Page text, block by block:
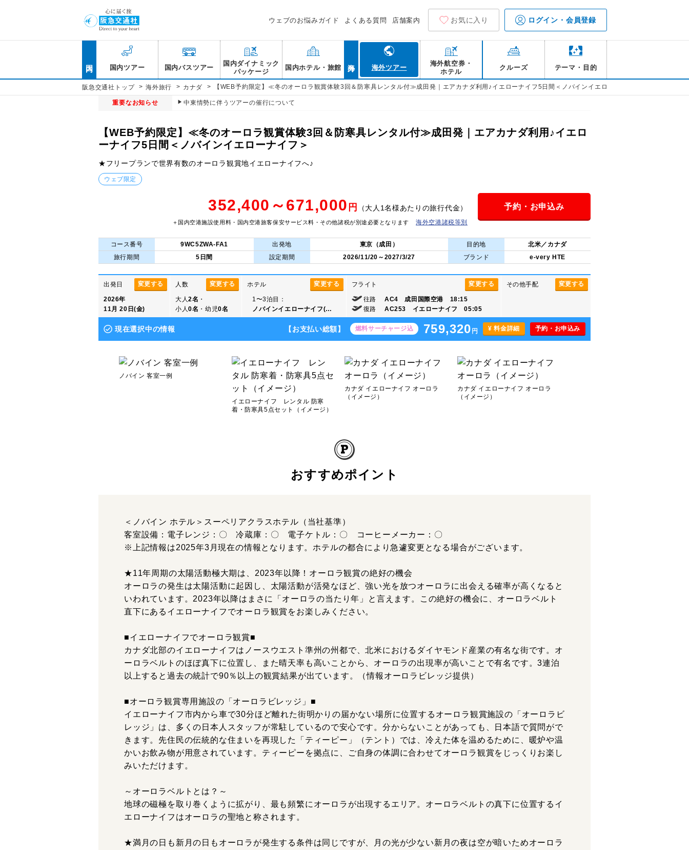
ウェブのお悩みガイド よくある質問 店舗案内 お気に入り ログイン・会員登録
国内ツアー 国内バスツアー
国内ダイナミック
パッケージ
国内ホテル・旅館 海外ツアー
海外航空券・
ホテル
クルーズ テーマ・目的
阪急交通社トップ > 海外旅行 > カナダ > 【WEB予約限定】≪冬のオーロラ観賞体験3回＆防寒具レンタル付≫成田発｜エアカナダ利用♪イエローナイフ5日間＜ノバインイエローナイフ＞
重要なお知らせ 中東情勢に伴うツアーの催行について
【WEB予約限定】≪冬のオーロラ観賞体験3回＆防寒具レンタル付≫成田発｜エアカナダ利用♪イエロ
ーナイフ5日間＜ノバインイエローナイフ＞
★フリープランで世界有数のオーロラ観賞地イエローナイフへ♪
ウェブ限定
352,400～671,000 円 （大人1名様あたりの旅行代金）
＋国内空港施設使用料・国内空港旅客保安サービス料・その他諸税が別途必要となります 海外空港諸税等別
予約・お申込み
コース番号 9WC5ZWA-FA1 出発地 東京（成田） 目的地
北米／カナダ
旅行期間
5日間 設定期間 2026/11/20～2027/3/27 ブランド e-very HTE
変更する
出発日
2026年
11月 20日(金)
変更する
人数
大人2名 ・
小人0名 ・幼児0名
変更する
ホテル
1〜3泊目：
ノバインイエローナイフ(…
変更する
フライト
往路
AC4 成田国際空港 18:15
復路
AC253 イエローナイフ 05:05
変更する
その他手配
現在選択中の情報 【お支払い総額】 燃料サーチャージ込 759,320 円 ¥ 料金詳細 予約・お申込み
ノバイン 客室一例
イエローナイフ レンタル 防寒
着・防寒具5点セット（イメージ）
カナダ イエローナイフ オーロラ
（イメージ）
カナダ イエローナイフ オーロラ
（イメージ）
おすすめポイント
＜ノバイン ホテル＞スーペリアクラスホテル（当社基準）
客室設備：電子レンジ：〇 冷蔵庫：〇 電子ケトル：〇 コーヒーメーカー：〇
※上記情報は2025年3月現在の情報となります。ホテルの都合により急遽変更となる場合がございます。
★11年周期の太陽活動極大期は、2023年以降！オーロラ観賞の絶好の機会
オーロラの発生は太陽活動に起因し、太陽活動が活発なほど、強い光を放つオーロラに出会える確率が高くなると
いわれています。2023年以降はまさに「オーロラの当たり年」と言えます。この絶好の機会に、オーロラベルト
直下にあるイエローナイフでオーロラ観賞をお楽しみください。
■イエローナイフでオーロラ観賞■
カナダ北部のイエローナイフはノースウエスト準州の州都で、北米におけるダイヤモンド産業の有名な街です。オ
ーロラベルトのほぼ真下に位置し、また晴天率も高いことから、オーロラの出現率が高いことで有名です。3連泊
以上すると過去の統計で90％以上の観賞結果が出ています。（情報オーロラビレッジ提供）
■オーロラ観賞専用施設の「オーロラビレッジ」■
イエローナイフ市内から車で30分ほど離れた街明かりの届かない場所に位置するオーロラ観賞施設の「オーロラビ
レッジ」は、多くの日本人スタッフが常駐しているので安心です。分からないことがあっても、日本語で質問がで
きます。先住民の伝統的な住まいを再現した「ティーピー」（テント）では、冷えた体を温めるために、暖炉や温
かいお飲み物が用意されています。ティーピーを拠点に、ご自身の体調に合わせてオーロラ観賞をじっくりお楽し
みいただけます。
～オーロラベルトとは？～
地球の磁極を取り巻くように拡がり、最も頻繁にオーロラが出現するエリア。オーロラベルトの真下に位置するイ
エローナイフはオーロラの聖地と称されます。
★満月の日も新月の日もオーロラが発生する条件は同じですが、月の光が少ない新月の夜は空が暗いためオーロラ